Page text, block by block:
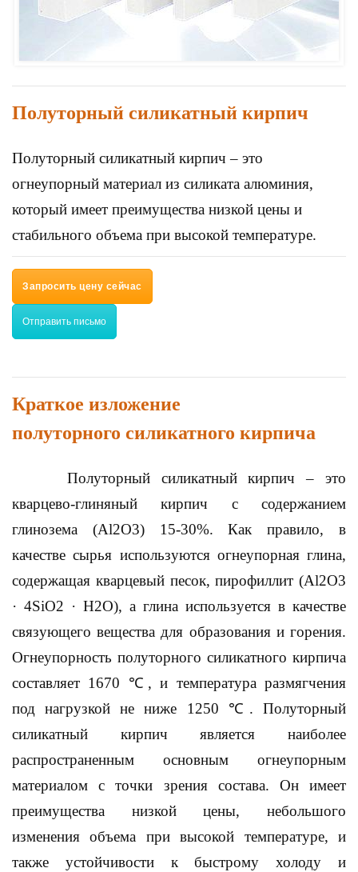
Полуторный силикатный кирпич
Полуторный силикатный кирпич – это
огнеупорный материал из силиката алюминия,
который имеет преимущества низкой цены и
стабильного объема при высокой температуре.
Запросить цену сейчас
Отправить письмо
Краткое изложение
полуторного силикатного кирпича
Полуторный силикатный кирпич – это
кварцево-глиняный кирпич с содержанием
глинозема (Al2O3) 15-30%. Как правило, в
качестве сырья используются огнеупорная глина,
содержащая кварцевый песок, пирофиллит (Al2O3
· 4SiO2 · H2O), а глина используется в качестве
связующего вещества для образования и горения.
Огнеупорность полуторного силикатного кирпича
составляет 1670 ℃, и температура размягчения
под нагрузкой не ниже 1250 ℃. Полуторный
силикатный кирпич является наиболее
распространенным основным огнеупорным
материалом с точки зрения состава. Он имеет
преимущества низкой цены, небольшого
изменения объема при высокой температуре, и
также устойчивости к быстрому холоду и